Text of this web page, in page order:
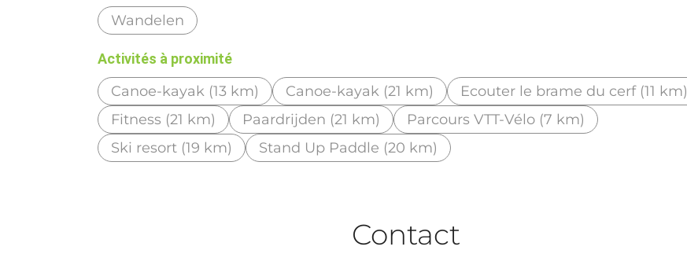
Wandelen
Activités à proximité
Canoe-kayak (13 km) Canoe-kayak (21 km)
Ecouter le brame du cerf (11 km)
Fitness (21 km)
Paardrijden (21 km)
Parcours VTT-Vélo (7 km)
Ski resort (19 km)
Stand Up Paddle (20 km)
Contact